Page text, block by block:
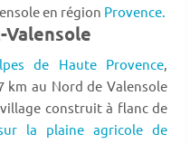
en région Provence.
Valensole
de Haute Provence,
km au Nord de Valensole
construit à flanc de
la plaine agricole de